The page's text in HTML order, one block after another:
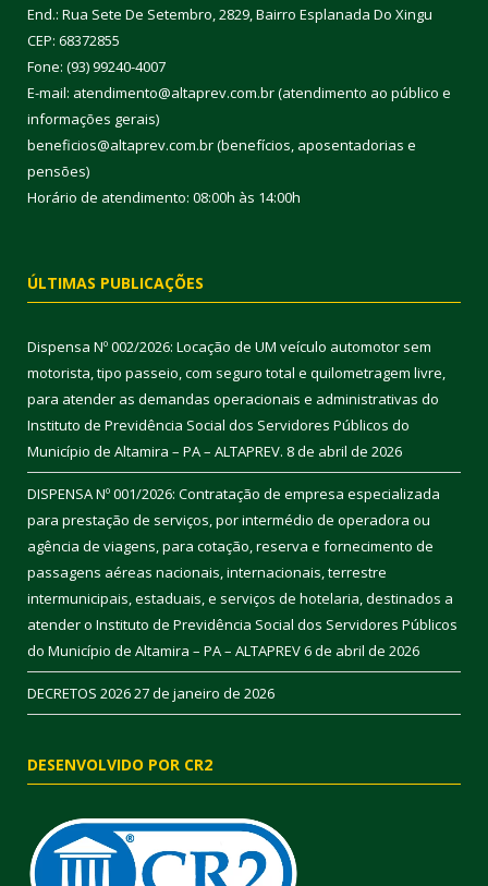
End.: Rua Sete De Setembro, 2829, Bairro Esplanada Do Xingu
CEP: 68372855
Fone: (93) 99240-4007
E-mail: atendimento@altaprev.com.br (atendimento ao público e
informações gerais)
beneficios@altaprev.com.br (benefícios, aposentadorias e
pensões)
Horário de atendimento: 08:00h às 14:00h
ÚLTIMAS PUBLICAÇÕES
Dispensa Nº 002/2026: Locação de UM veículo automotor sem
motorista, tipo passeio, com seguro total e quilometragem livre,
para atender as demandas operacionais e administrativas do
Instituto de Previdência Social dos Servidores Públicos do
Município de Altamira – PA – ALTAPREV. 8 de abril de 2026
DISPENSA Nº 001/2026: Contratação de empresa especializada
para prestação de serviços, por intermédio de operadora ou
agência de viagens, para cotação, reserva e fornecimento de
passagens aéreas nacionais, internacionais, terrestre
intermunicipais, estaduais, e serviços de hotelaria, destinados a
atender o Instituto de Previdência Social dos Servidores Públicos
do Município de Altamira – PA – ALTAPREV6 de abril de 2026
DECRETOS 202627 de janeiro de 2026
DESENVOLVIDO POR CR2